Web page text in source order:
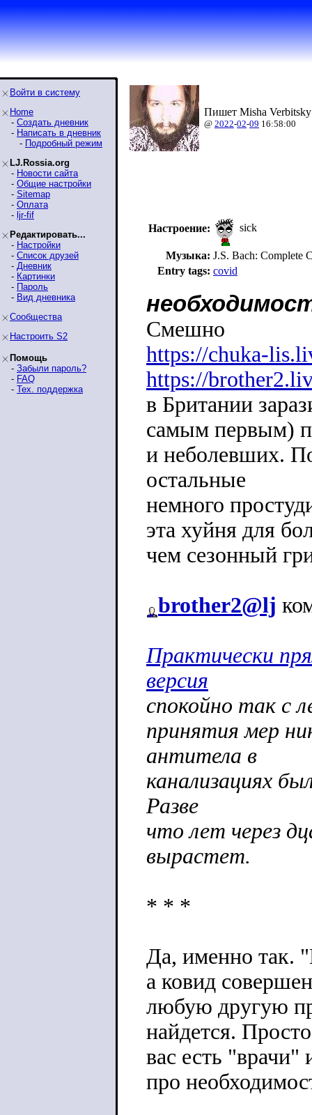
Войти в систему
Home
- Создать дневник
- Написать в дневник
- Подробный режим
LJ.Rossia.org
- Новости сайта
- Общие настройки
- Sitemap
- Оплата
- ljr-fif
Редактировать...
- Настройки
- Список друзей
- Дневник
- Картинки
- Пароль
- Вид дневника
Сообщества
Настроить S2
Помощь
- Забыли пароль?
- FAQ
- Тех. поддержка
Пишет Misha
@ 2022-02-09 16:58:00
Настроение: sick
Музыка: J.S. Bach: Complete
Entry tags: covid
Смешно
https://chuka-
https://
в Британии
самым первым)
и неболевших.
остальные
немного
эта хуйня для
чем сезонный
brother2@lj
Практически
версия
спокойно так с
принятия мер
антитела в
канализациях
Разве
что лет через
вырастет.
* * *
Да, именно так.
а ковид
любую другую
найдется.
вас есть
про